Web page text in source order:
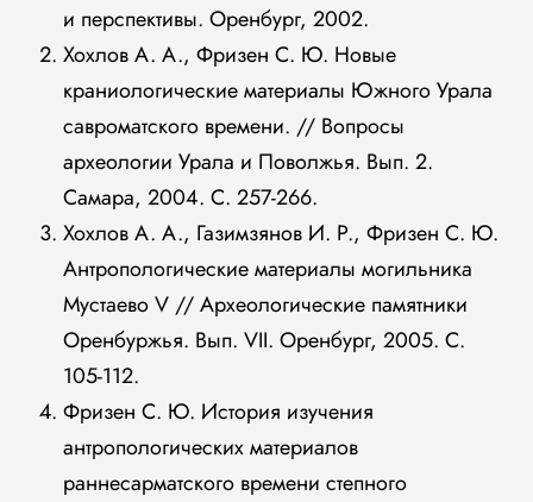
и перспективы. Оренбург, 2002.
Хохлов А. А., Фризен С. Ю. Новые
краниологические материалы Южного Урала
савроматского времени. // Вопросы
археологии Урала и Поволжья. Вып. 2.
Самара, 2004. С. 257-266.
Хохлов А. А., Газимзянов И. Р., Фризен С. Ю.
Антропологические материалы могильника
Мустаево V // Археологические памятники
Оренбуржья. Вып. VII. Оренбург, 2005. С.
105-112.
Фризен С. Ю. История изучения
антропологических материалов
раннесарматского времени степного